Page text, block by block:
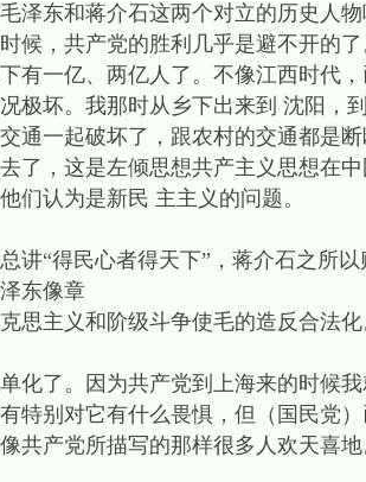
泽东和蒋介石这两个对立的历史人
候，共产党的胜利几乎是避不开的
有一亿、两亿人了。不像江西时代
极坏。我那时从乡下出来到 沈阳，
通一起破坏了，跟农村的交通都是
了，这是左倾思想共产主义思想在
们认为是新民 主主义的问题。
讲“得民心者得天下”，蒋介石之所
东像章
思主义和阶级斗争使毛的造反合法化
化了。因为共产党到上海来的时候
特别对它有什么畏惧，但（国民党
共产党所描写的那样很多人欢天喜地